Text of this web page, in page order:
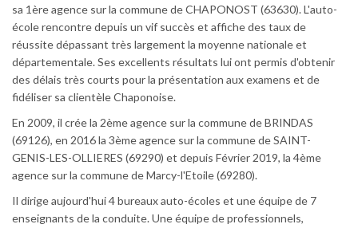
sa 1ère agence sur la commune de CHAPONOST (63630). L'auto-
école rencontre depuis un vif succès et affiche des taux de
réussite dépassant très largement la moyenne nationale et
départementale. Ses excellents résultats lui ont permis d'obtenir
des délais très courts pour la présentation aux examens et de
fidéliser sa clientèle Chaponoise.
En 2009, il crée la 2ème agence sur la commune de BRINDAS
(69126), en 2016 la 3ème agence sur la commune de SAINT-
GENIS-LES-OLLIERES (69290) et depuis Février 2019, la 4ème
agence sur la commune de Marcy-l'Etoile (69280).
Il dirige aujourd'hui 4 bureaux auto-écoles et une équipe de 7
enseignants de la conduite. Une équipe de professionnels,